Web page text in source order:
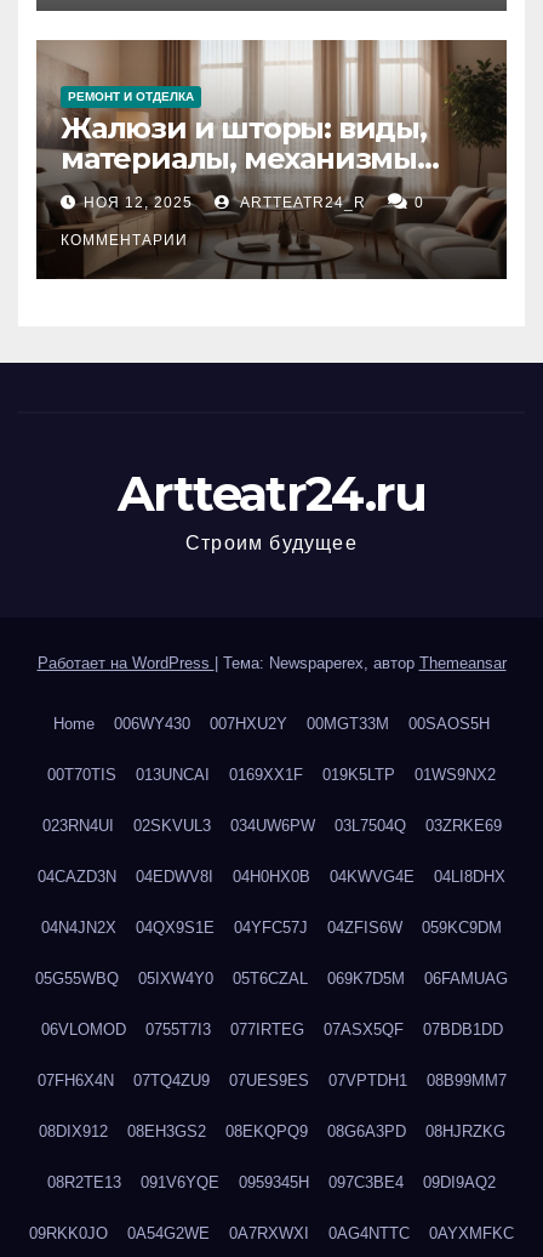
РЕМОНТ И ОТДЕЛКА
Жалюзи и шторы: виды,
материалы, механизмы
управления и уход
НОЯ 12, 2025 ARTTEATR24_R 0
КОММЕНТАРИИ
Artteatr24.ru
Строим будущее
Работает на WordPress Тема: Newspaperex, автор Themeansar
Home 006WY430 007HXU2Y 00MGT33M 00SAOS5H
00T70TIS 013UNCAI 0169XX1F 019K5LTP 01WS9NX2
023RN4UI 02SKVUL3 034UW6PW 03L7504Q 03ZRKE69
04CAZD3N 04EDWV8I 04H0HX0B 04KWVG4E 04LI8DHX
04N4JN2X 04QX9S1E 04YFC57J 04ZFIS6W 059KC9DM
05G55WBQ 05IXW4Y0 05T6CZAL 069K7D5M 06FAMUAG
06VLOMOD 0755T7I3 077IRTEG 07ASX5QF 07BDB1DD
07FH6X4N 07TQ4ZU9 07UES9ES 07VPTDH1 08B99MM7
08DIX912 08EH3GS2 08EKQPQ9 08G6A3PD 08HJRZKG
08R2TE13 091V6YQE 0959345H 097C3BE4 09DI9AQ2
09RKK0JO 0A54G2WE 0A7RXWXI 0AG4NTTC 0AYXMFKC